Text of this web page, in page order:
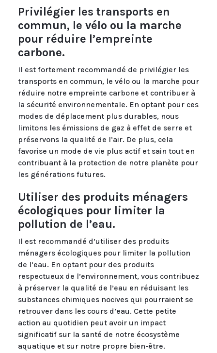
Privilégier les transports en
commun, le vélo ou la marche
pour réduire l’empreinte
carbone.
Il est fortement recommandé de privilégier les
transports en commun, le vélo ou la marche pour
réduire notre empreinte carbone et contribuer à
la sécurité environnementale. En optant pour ces
modes de déplacement plus durables, nous
limitons les émissions de gaz à effet de serre et
préservons la qualité de l’air. De plus, cela
favorise un mode de vie plus actif et sain tout en
contribuant à la protection de notre planète pour
les générations futures.
Utiliser des produits ménagers
écologiques pour limiter la
pollution de l’eau.
Il est recommandé d’utiliser des produits
ménagers écologiques pour limiter la pollution
de l’eau. En optant pour des produits
respectueux de l’environnement, vous contribuez
à préserver la qualité de l’eau en réduisant les
substances chimiques nocives qui pourraient se
retrouver dans les cours d’eau. Cette petite
action au quotidien peut avoir un impact
significatif sur la santé de notre écosystème
aquatique et sur notre propre bien-être.